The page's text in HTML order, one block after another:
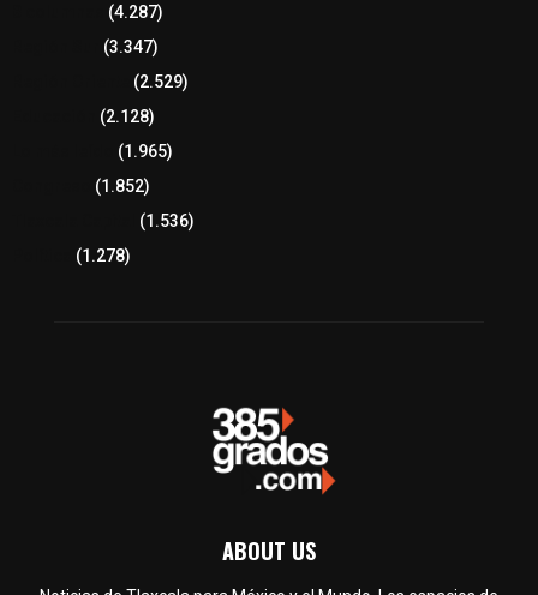
(4.287)
(3.347)
(2.529)
(2.128)
(1.965)
(1.852)
(1.536)
(1.278)
ABOUT US